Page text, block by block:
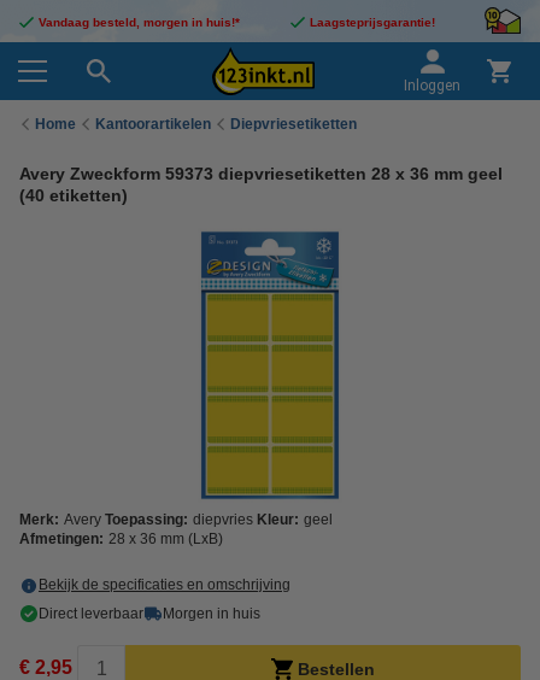
Vandaag besteld, morgen in huis!* Laagsteprijsgarantie!
Inloggen
Home Kantoorartikelen Diepvriesetiketten
Avery Zweckform 59373 diepvriesetiketten 28 x 36 mm geel
(40 etiketten)
Merk: Avery Toepassing: diepvries Kleur: geel
Afmetingen: 28 x 36 mm (LxB)
Bekijk de specificaties en omschrijving
Direct leverbaar
Morgen in huis
€ 2,95 Bestellen